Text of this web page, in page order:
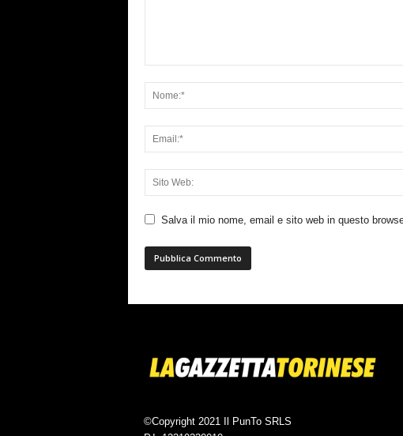
Salva il mio nome, email e sito web in questo
©Copyright 2021 Il PunTo SRLS